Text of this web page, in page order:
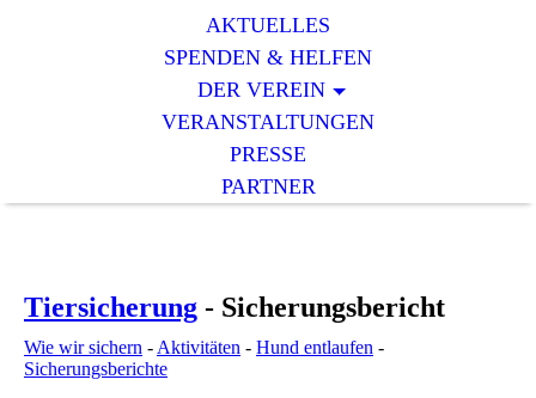
AKTUELLES
SPENDEN & HELFEN
DER VEREIN
VERANSTALTUNGEN
PRESSE
PARTNER
Tiersicherung - Sicherungsbericht
Wie wir sichern - Aktivitäten - Hund entlaufen -
Sicherungsberichte